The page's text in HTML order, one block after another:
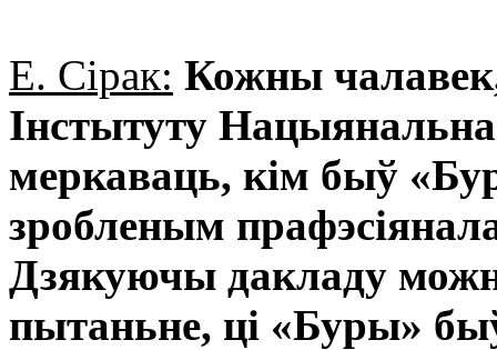
Е. Сірак: Кожны
Інстытуту
меркаваць, кім быў
зробленым
Дзякуючы дакладу
пытаньне, ці «Буры»